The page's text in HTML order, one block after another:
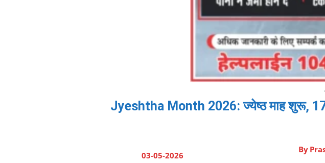
Jyeshtha Month 2026: ज्येष्ठ माह शुरू,
03-05-2026
By